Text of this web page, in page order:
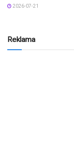
2026-07-21
Reklama